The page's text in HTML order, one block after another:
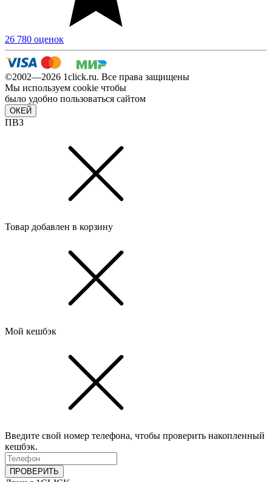
26 780 оценок
©2002—2026 1сlick.ru. Все права защищены
Мы используем cookie чтобы
было удобно пользоваться сайтом
ОКЕЙ
ПВЗ
Товар добавлен в корзину
Мой кешбэк
Введите свой номер телефона, чтобы проверить накопленный
кешбэк.
ПРОВЕРИТЬ